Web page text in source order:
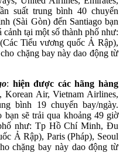
suất trung bình 40 chuyến
(Sài Gòn) đến Santiago bạn
tại một số thành phố như:
Tiểu vương quốc Ả Rập),
chặng bay này dao động từ
: hiện được các hãng hàng
Korean Air, Vietnam Airlines,
bình 19 chuyến bay/ngày.
sẽ trải qua khoảng 49 giờ
như: Tp Hồ Chí Minh, Đu
Ả Rập), Paris (Pháp), Seoul
chặng bay này dao động từ